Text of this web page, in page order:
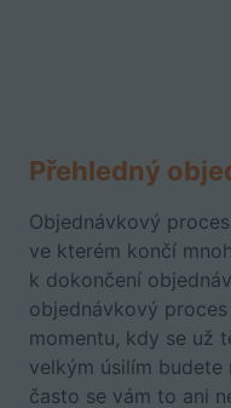
Přehledný
Objednávkový
ve kterém končí
k dokončení
objednávkový
momentu, kdy se už
velkým úsilím
často se vám to ani